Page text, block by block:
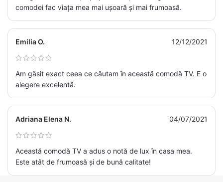
comodei fac viața mea mai ușoară și mai frumoasă.
Emilia O. 12/12/2021
Am găsit exact ceea ce căutam în această comodă TV. E o
alegere excelentă.
Adriana Elena N. 04/07/2021
Această comodă TV a adus o notă de lux în casa mea.
Este atât de frumoasă și de bună calitate!